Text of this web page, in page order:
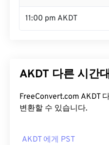
11:00 pm AKDT
AKDT 다른 시간
FreeConvert.com AKDT
변환할 수 있습니다.
AKDT 에게 PST